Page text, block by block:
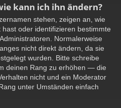
kann ich ihn ändern?
stehen, zeigen an, wie
oder identifizieren bestimmte
Normalerweise
nicht direkt ändern, da sie
wurden. Bitte schreibe
deinen Rang zu erhöhen — die
nicht und ein Moderator
unter Umständen einfach